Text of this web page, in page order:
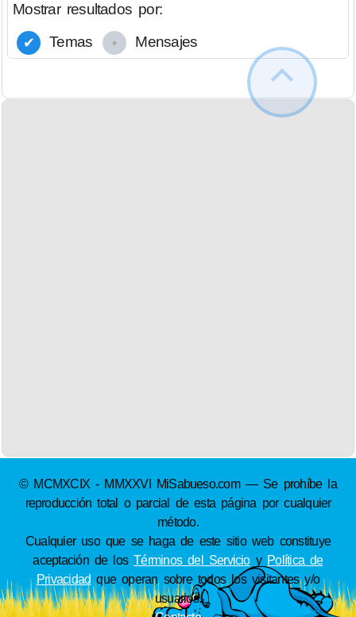
Mostrar resultados por:
Temas
Mensajes
© MCMXCIX - MMXXVI MiSabueso.com — Se prohíbe la
reproducción total o parcial de esta página por cualquier
método.
Cualquier uso que se haga de este sitio web constituye
aceptación de losTérminos del Servicioy Política de
Privacidad que operan sobre todos los visitantes y/o
usuarios.